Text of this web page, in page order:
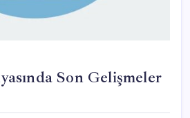
Son Gelişmeler